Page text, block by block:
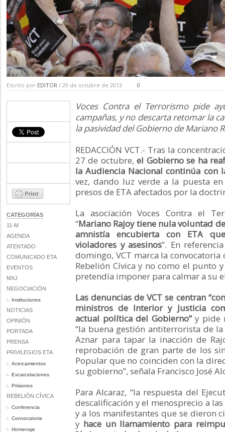
Escrito por EDITOR / 29 de octubre de 2013 0
CATEGORÍAS
11-M
AGENDA
ATENTADO
COMUNICADO ETA
EVENTOS
MXJ
NEGOCIACIÓN
Instituciones
NOTICIAS
OPINIÓN
PORTADA
PRENSA
PRIVILEGIOS ETA
Acercamientos
Excarcelaciones
Prisiones
REBELIÓN CÍVICA
Conferencia
Convocatoria
Homenaje
Voces Contra el Terrorismo pide
campañas, y no descarta retomar la
la pasividad del Gobierno de Mariano
REDACCIÓN VCT.- Tras la
27 de octubre,el Gobierno se ha
la Audiencia Nacional continúa con
vez, dando luz verde a la puesta
presos de ETA afectados por la
La asociación Voces Contra el
“Mariano Rajoy tiene nula voluntad
amnistía encubierta con ETA
violadores y asesinos”. En
domingo, VCT marca la
Rebelión Cívica y no como el punto
pretendía imponer para calmar a su
Las denuncias de VCT se centran
ministros de Interior y Justicia
actual política del Gobierno”y pide
“la buena gestión antiterrorista de
Aznar para tapar la inacción de
reprobación de gran parte de los
Popular que no coinciden con la
su gobierno”, señala Francisco José
Para Alcaraz, “la respuesta del
descalificación y el menosprecio a
y a los manifestantes que se dieron
y hace un llamamiento para